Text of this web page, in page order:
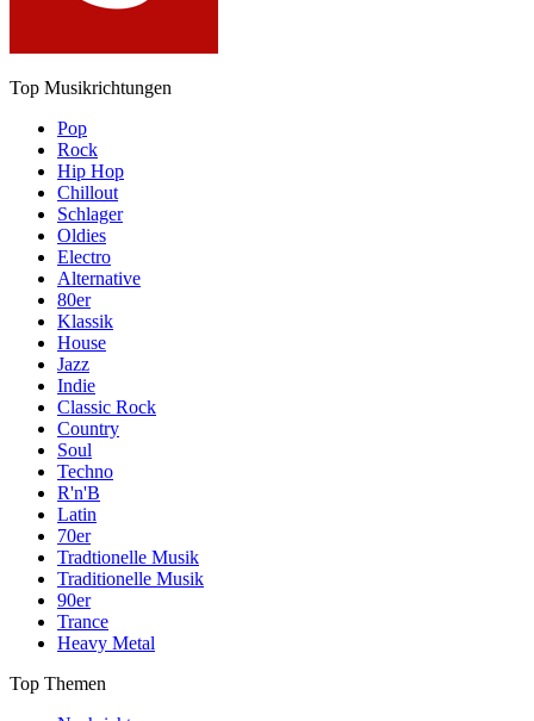
Top Musikrichtungen
Pop
Rock
Hip Hop
Chillout
Schlager
Oldies
Electro
Alternative
80er
Klassik
House
Jazz
Indie
Classic Rock
Country
Soul
Techno
R'n'B
Latin
70er
Tradtionelle Musik
Traditionelle Musik
90er
Trance
Heavy Metal
Top Themen